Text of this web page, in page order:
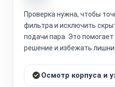
Проверка нужна, чтобы
фильтра и исключить
подачи пара. Это
решение и избежать
Осмотр корпуса и